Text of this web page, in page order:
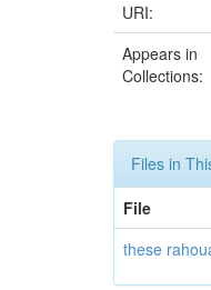
URI:
Appears in
Collections:
Files in
File
these